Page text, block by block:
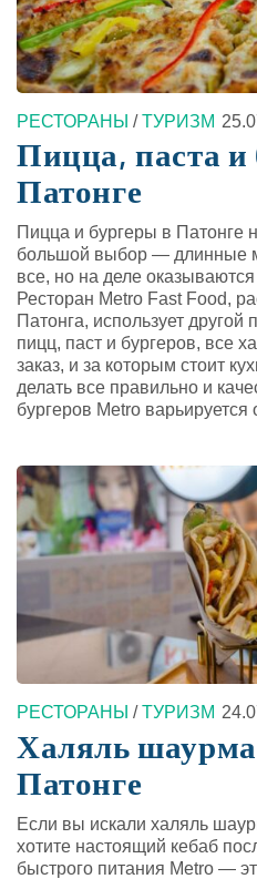
РЕСТОРАНЫ /ТУРИЗМ
Пицца, паста и
Патонге
Пицца и бургеры в Патонге
большой выбор — длинные
все, но на деле
Ресторан Metro Fast Food,
Патонга, использует
пицц, паст и бургеров, все
заказ, и за которым стоит
делать все правильно и
бургеров Metro варьируется
РЕСТОРАНЫ /ТУРИЗМ
Халяль шаурма
Патонге
Если вы искали халяль
хотите настоящий кебаб
быстрого питания Metro —